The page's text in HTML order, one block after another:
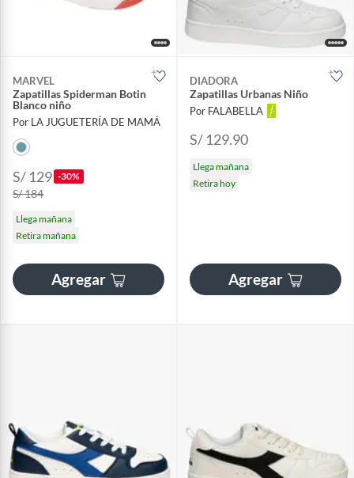
MARVEL
Zapatillas Spiderman Botin
Blanco niño
Por LA JUGUETERÍA DE MAMÁ
S/ 129 -30%
S/ 184
Llega mañana
Retira mañana
Agregar
DIADORA
Zapatillas Urbanas Niño
Por FALABELLA
S/ 129.90
Llega mañana
Retira hoy
Agregar